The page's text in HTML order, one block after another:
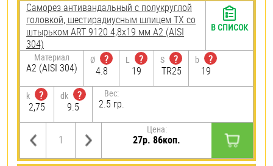
Саморез антивандальный с полукруглой
головкой, шестирадиусным шлицем TX со
штырьком ART 9120 4,8х19 мм А2 (AISI
304)
Материал
А2 (AISI 304)
Ø
?
4.8
L
?
19
S
?
TR25
b
?
19
k
?
2,75
dk
?
9.5
Вес:
2.5 гр.
Цена:
27р. 86коп.
В СПИСОК